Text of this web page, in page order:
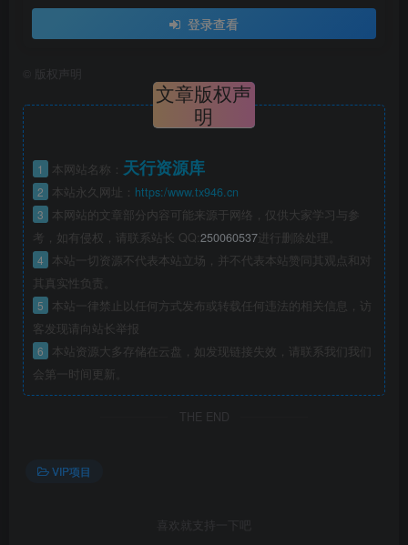
登录查看
版权声明
文章版权声
明
1 本网站名称： 天行资源库
2 本站永久网址： https:/www.tx946.cn
3
本网站的文章部分内容可能来源于网络，仅供大家学习与参
考，如有侵权，请联系站长 QQ:250060537进行删除处理。
4
本站一切资源不代表本站立场，并不代表本站赞同其观点和对
其真实性负责。
5
本站一律禁止以任何方式发布或转载任何违法的相关信息，访
客发现请向站长举报
6
本站资源大多存储在云盘，如发现链接失效，请联系我们我们
会第一时间更新。
THE END
VIP项目
喜欢就支持一下吧